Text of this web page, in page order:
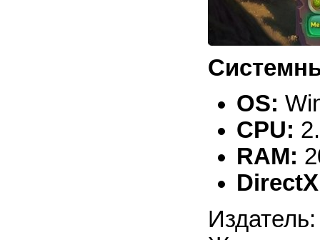
OS:
CPU:
RAM: